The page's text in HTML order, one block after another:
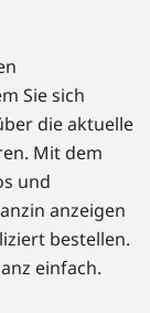
Sie sich
die aktuelle
Mit dem
und
anzeigen
bestellen.
einfach.